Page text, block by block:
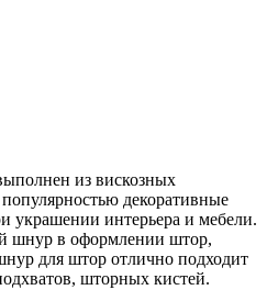
из вискозных
декоративные
украшении интерьера и мебели.
шнур в оформлении штор,
для штор отлично подходит
шторных кистей.